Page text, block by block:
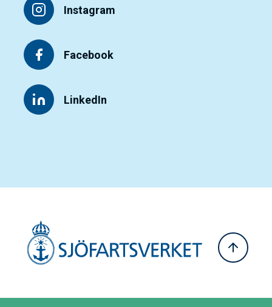
Instagram
Facebook
LinkedIn